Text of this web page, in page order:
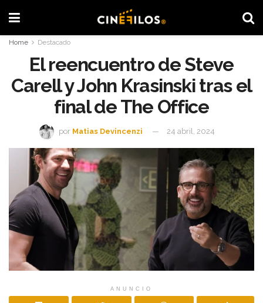
Home Destacado
El reencuentro de Steve
Carell y John Krasinski tras el
final de The Office
por Matias Devincenzi 24 abril, 2024
ANUNCIO